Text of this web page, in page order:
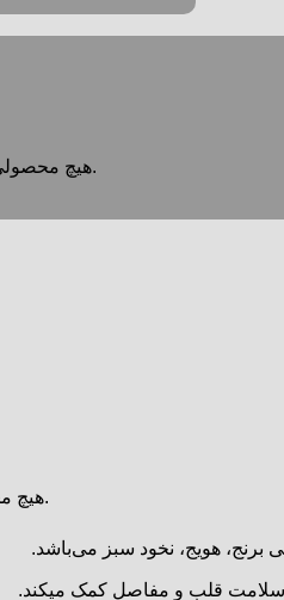
هیچ محصولی در سبد خرید نیست.
هیچ محصولی در سبد خرید نیست.